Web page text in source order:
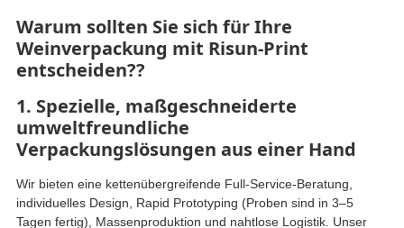
Warum sollten Sie sich für Ihre
Weinverpackung mit Risun-Print
entscheiden??
1. Spezielle, maßgeschneiderte
umweltfreundliche
Verpackungslösungen aus einer Hand
Wir bieten eine kettenübergreifende Full-Service-Beratung,
individuelles Design, Rapid Prototyping (Proben sind in 3–5
Tagen fertig), Massenproduktion und nahtlose Logistik. Unser